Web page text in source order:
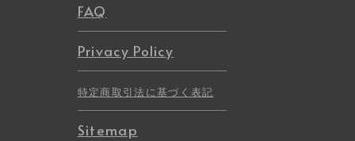
FAQ
Privacy Policy
特定商取引法に基づく表記
Sitemap